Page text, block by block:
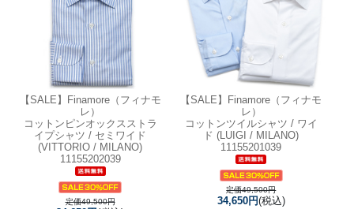
【SALE】
Finamore（フィナモ
レ）
コットンピンオックスストラ
イプシャツ / セミワイド
(VITTORIO / MILANO)
11155202039
定価49,500円
【SALE】
Finamore（フィナモ
レ）
コットンツイルシャツ / ワイ
ド (LUIGI / MILANO)
11155201039
定価49,500円
34,650円(税込)